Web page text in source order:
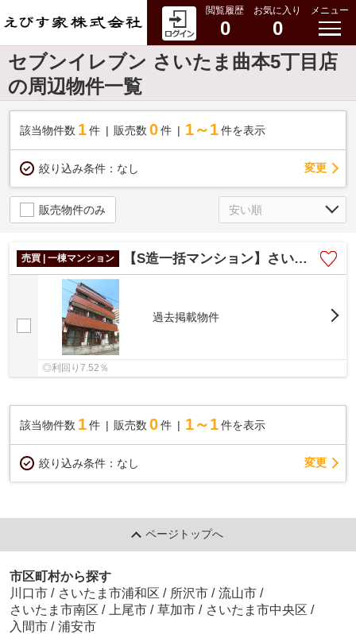
閲覧履歴
0
お気に入り
0
メニュー
セブンイレブン さいたま曲本5丁目店
の周辺物件一覧
該当物件数 1件 販売数 0 件 1～1 件を表示
絞り込み条件： なし 変更
販売物件のみ
売買 | 一棟マンション 【S造一括マンション】さいたま市南区曲本５丁目
過去掲載物件
◎利回り7.52％
該当物件数 1件 販売数 0 件 1～1 件を表示
絞り込み条件： なし 変更
ページトップへ
市区町村から探す
川口市 / さいたま市浦和区 / 所沢市 / 流山市 /
さいたま市南区 / 上尾市 / 草加市 / さいたま市中央区 /
入間市 / 浦安市